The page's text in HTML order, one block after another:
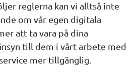
reglerna kan vi alltså inte
om vår egen digitala
att ta vara på dina
till dem i vårt arbete med
mer tillgänglig.